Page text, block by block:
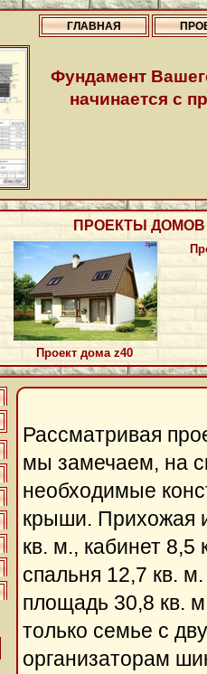
ГЛАВНАЯ
Фундамент
начинается с
ПРОЕКТЫ ДОМОВ
Проект дома z40
Рассматривая
мы замечаем, на
необходимые
крыши. Прихожая
кв. м., кабинет 8,5
спальня 12,7 кв.
площадь 30,8 кв.
только семье с
организаторам